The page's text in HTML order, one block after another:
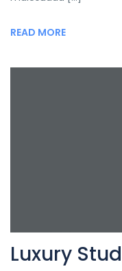
READ MORE
Luxury